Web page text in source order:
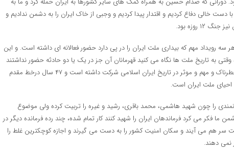
کردیم، در ۵ استان با دست خالی دفاع کردیم و اقتدار پیدا کردیم و وجبی از خاک ایران را به دشمن ندادیم و
روزه بود.
رویداد مهم که بیداری ملت ایران را در پی دارد حضور فعالانه ای داشته است. و این
است، وقتی به تاریخ ملت ها نگاه می کنید قهرمانان آن جز در یک یا دو حادثه حضور نداشتند
شهید شادمانی در ده ها حادثه خطرناک و مهم و موثر در تاریخ ایران اسلامی شرکت داشته است و ۴۷ سال درخط مقدم
احیای ملت ایران است.
را چون شهید هاشمی، محمد باقری، رشید و غیره را تربیت کرده ولی موضوع
ما فکر می کرد فرماندهان ایران را شهید کنند کار تمام شده، چند رده فرمانده دیگر در
سر هم می آیند و سکان امنیت کشور را به دست می گیرند و اجازه کوچکترین غلط را
نمی دهند.